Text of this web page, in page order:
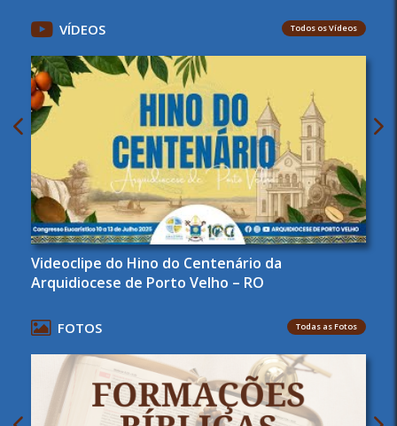
VÍDEOS Todos os Vídeos
Videoclipe do Hino do Centenário da
Arquidiocese de Porto Velho – RO
FOTOS Todas as Fotos